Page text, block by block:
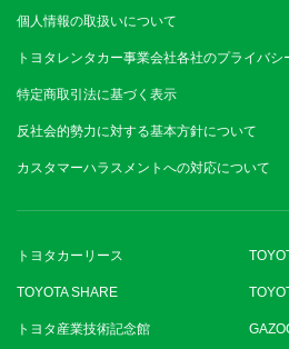
個人情報の取扱いについて
トヨタレンタカー事業会社各社のプライバシ
特定商取引法に基づく表示
反社会的勢力に対する基本方針について
カスタマーハラスメントへの対応について
トヨタカーリース
TOYOTA SHARE
トヨタ産業技術記念館